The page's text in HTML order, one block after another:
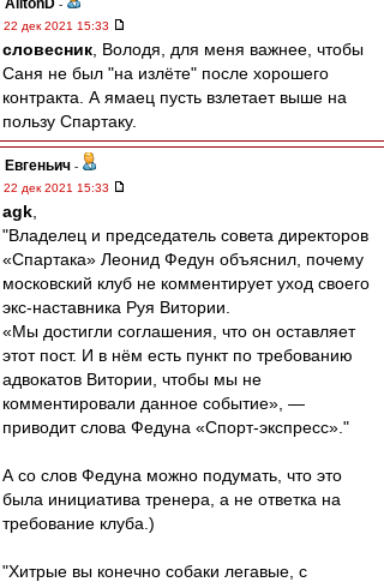
AiltonD -
22 дек 2021 15:33
словесник , Володя, для меня важнее, чтобы
Саня не был "на излёте" после хорошего
контракта. А ямаец пусть взлетает выше на
пользу Спартаку.
Евгеньич -
22 дек 2021 15:33
agk
"Владелец и председатель совета директоров
«Спартака» Леонид Федун объяснил, почему
московский клуб не комментирует уход своего
экс-наставника Руя Витории.
«Мы достигли соглашения, что он оставляет
этот пост. И в нём есть пункт по требованию
адвокатов Витории, чтобы мы не
комментировали данное событие», —
приводит слова Федуна «Спорт-экспресс»."
А со слов Федуна можно подумать, что это
была инициатива тренера, а не ответка на
требование клуба.)
"Хитрые вы конечно собаки легавые, с